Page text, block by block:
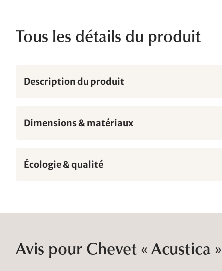
Tous les détails du produit
Description du produit
Dimensions & matériaux
Écologie & qualité
Avis pour Chevet « Acustica »